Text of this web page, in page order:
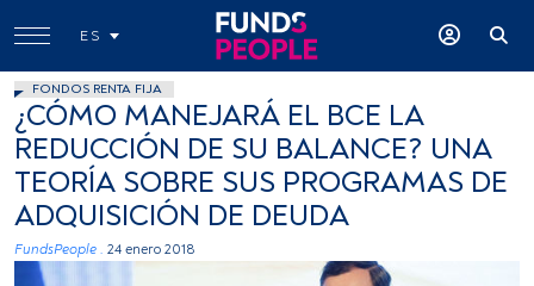
ES
FONDOS RENTA FIJA
¿CÓMO MANEJARÁ EL BCE LA
REDUCCIÓN DE SU BALANCE? UNA
TEORÍA SOBRE SUS PROGRAMAS DE
ADQUISICIÓN DE DEUDA
FundsPeople . 24 enero 2018